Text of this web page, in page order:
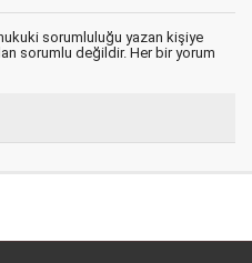
sorumluluğu yazan kişiye
sorumlu değildir. Her bir yorum